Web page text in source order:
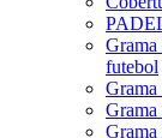
Grama
futebol
Grama
Grama
Grama